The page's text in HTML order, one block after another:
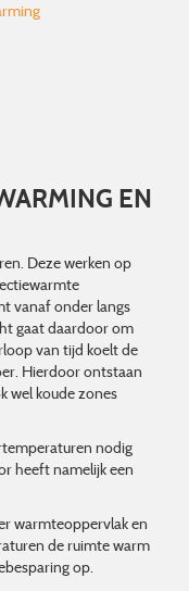
EN
Deze werken op
vanaf onder langs
gaat daardoor om
van tijd koelt de
Hierdoor ontstaan
wel koude zones
nodig
heeft namelijk een
warmteoppervlak en
de ruimte warm
op.